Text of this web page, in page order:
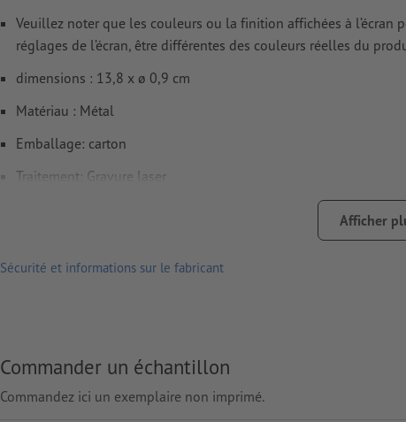
Veuillez noter que les couleurs ou la finition affichées à l’écran
réglages de l’écran, être différentes des couleurs réelles du
dimensions : 13,8 x ø 0,9 cm
Matériau : Métal
Emballage: carton
Traitement: Gravure laser
Afficher
Sécurité et informations sur le fabricant
Commander un échantillon
Commandez ici un exemplaire non imprimé.